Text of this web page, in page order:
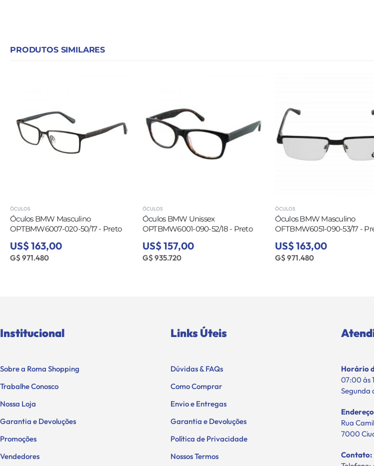
PRODUTOS SIMILARES
ÓCULOS
Óculos BMW Masculino
OPTBMW6007-020-50/17 - Preto
US$ 163,00
G$ 971.480
ÓCULOS
Óculos BMW Unissex
OPTBMW6001-090-52/18 - Preto
US$ 157,00
G$ 935.720
ÓCULOS
Óculos BMW Masculino
OFTBMW6051-090-53/17 -
US$ 163,00
G$ 971.480
Institucional
Sobre a Roma Shopping
Trabalhe Conosco
Nossa Loja
Garantia e Devoluções
Promoções
Vendedores
Links Úteis
Dúvidas & FAQs
Como Comprar
Envio e Entregas
Garantia e Devoluções
Política de Privacidade
Nossos Termos
Horário
07:00 ás
Segunda
Rua
7000
Contato: